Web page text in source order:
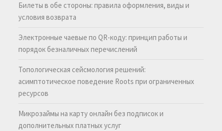
Билеты в обе стороны: правила оформления, виды и
условия возврата
Электронные чаевые по QR-коду: принцип работы и
порядок безналичных перечислений
Топологическая сейсмология решений:
асимптотическое поведение Roots при ограниченных
ресурсов
Микрозаймы на карту онлайн без подписок и
дополнительных платных услуг